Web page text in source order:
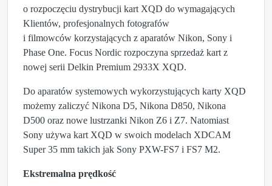
o rozpoczęciu dystrybucji kart XQD do wymagających
Klientów, profesjonalnych fotografów
i filmowców korzystających z aparatów Nikon, Sony i
Phase One. Focus Nordic rozpoczyna sprzedaż kart z
nowej serii Delkin Premium 2933X XQD.
Do aparatów systemowych wykorzystujących karty XQD
możemy zaliczyć Nikona D5, Nikona D850, Nikona
D500 oraz nowe lustrzanki Nikon Z6 i Z7. Natomiast
Sony używa kart XQD w swoich modelach XDCAM
Super 35 mm takich jak Sony PXW-FS7 i FS7 M2.
Ekstremalna prędkość